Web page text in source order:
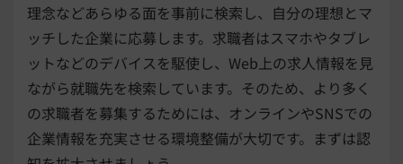
理念などあらゆる面を事前に検索し、自分の理想とマ
ッチした企業に応募します。求職者はスマホやタブレ
ットなどのデバイスを駆使し、Web上の求人情報を見
ながら就職先を検索しています。そのため、より多く
の求職者を募集するためには、オンラインやSNSでの
企業情報を充実させる環境整備が大切です。まずは認